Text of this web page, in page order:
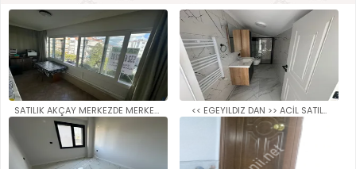
SATILIK AKÇAY MERKEZDE MERKEZİ.. << EGEYILDIZ DAN >> ACİL SATIL..